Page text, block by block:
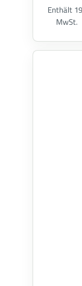
Enthält
MwSt.